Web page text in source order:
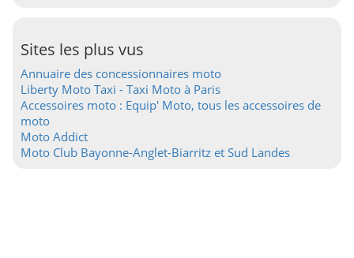
Sites les plus vus
Annuaire des concessionnaires moto
Liberty Moto Taxi - Taxi Moto à Paris
Accessoires moto : Equip' Moto, tous les accessoires de
moto
Moto Addict
Moto Club Bayonne-Anglet-Biarritz et Sud Landes